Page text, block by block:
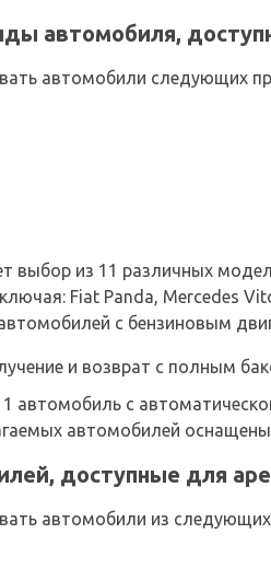
автомобиля,
автомобили следующих
выбор из 11 различных
Fiat Panda, Mercedes
с бензиновым
и возврат с полным
автомобиль с
автомобилей
доступные для
автомобили из следующих